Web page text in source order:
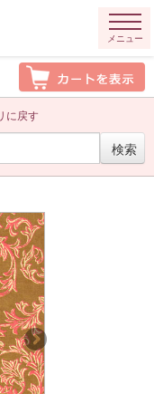
メニュー
に戻す